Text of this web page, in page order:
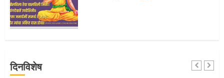
दिनविशेष
4